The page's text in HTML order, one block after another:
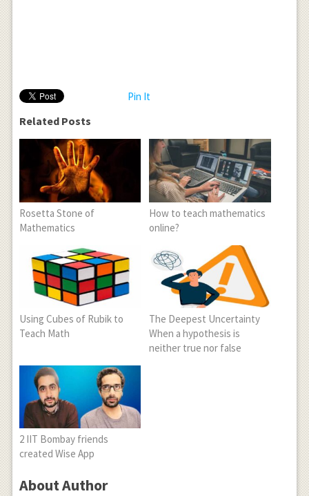
Pin It
Related Posts
Rosetta Stone of
Mathematics
How to teach mathematics
online?
Using Cubes of Rubik to
Teach Math
The Deepest Uncertainty
When a hypothesis is
neither true nor false
2 IIT Bombay friends
created Wise App
About Author